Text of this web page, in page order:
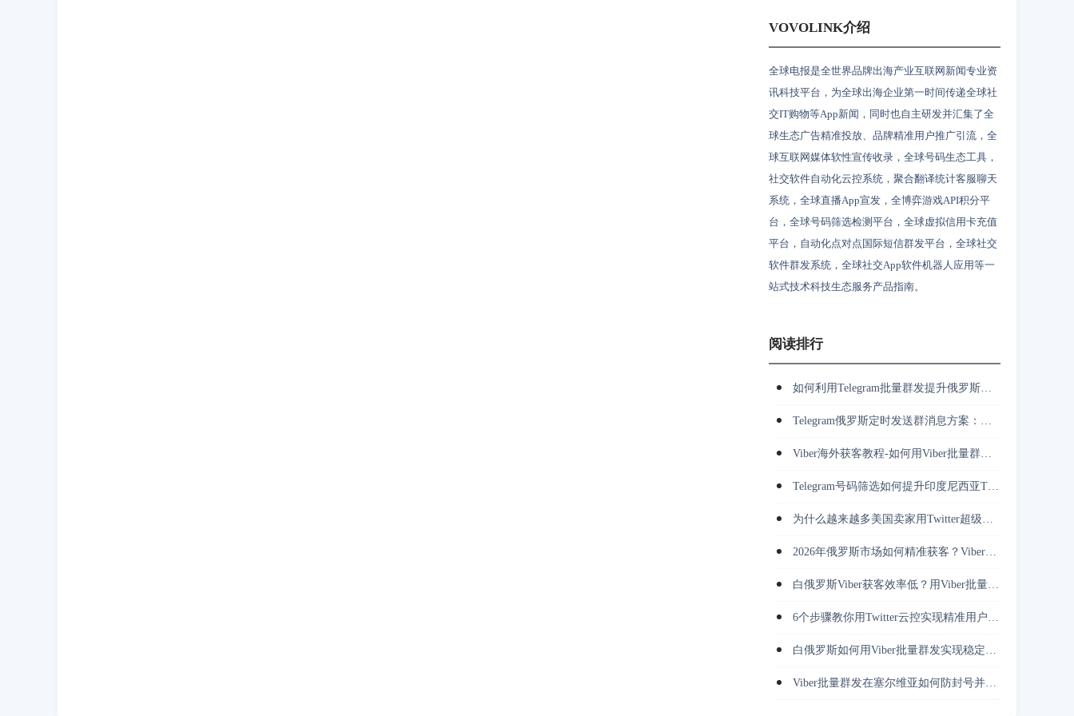
VOVOLINK介绍
全球电报是全世界品牌出海产业互联网新闻专业资
讯科技平台，为全球出海企业第一时间传递全球社
交IT购物等App新闻，同时也自主研发并汇集了全
球生态广告精准投放、品牌精准用户推广引流，全
球互联网媒体软性宣传收录，全球号码生态工具，
社交软件自动化云控系统，聚合翻译统计客服聊天
系统，全球直播App宣发，全博弈游戏API积分平
台，全球号码筛选检测平台，全球虚拟信用卡充值
平台，自动化点对点国际短信群发平台，全球社交
软件群发系统，全球社交App软件机器人应用等一
站式技术科技生态服务产品指南。
阅读排行
如何利用Telegram批量群发提升俄罗斯市场客户开发效率？
Telegram俄罗斯定时发送群消息方案：多账号群发、客服承接与长期运营
Viber海外获客教程-如何用Viber批量群发完成客户触达与跟进？
Telegram号码筛选如何提升印度尼西亚TG营销转化率与获客效率？
为什么越来越多美国卖家用Twitter超级裂变采集挖掘竞对用户并做私信转化？
2026年俄罗斯市场如何精准获客？Viber批量群发正在改变推广方式
白俄罗斯Viber获客效率低？用Viber批量群发解决触达难题
6个步骤教你用Twitter云控实现精准用户获取与高效转化
白俄罗斯如何用Viber批量群发实现稳定触达并持续获取精准用户？
Viber批量群发在塞尔维亚如何防封号并降低营销成本？